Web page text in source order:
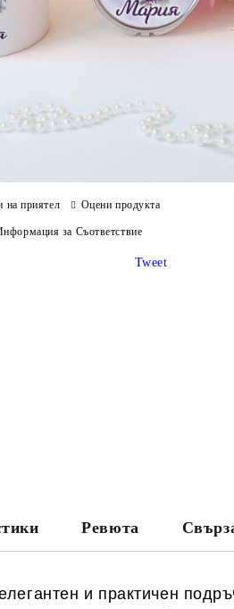
на приятел Оцени продукта
за Съответствие
Tweet
Ревюта
и практичен